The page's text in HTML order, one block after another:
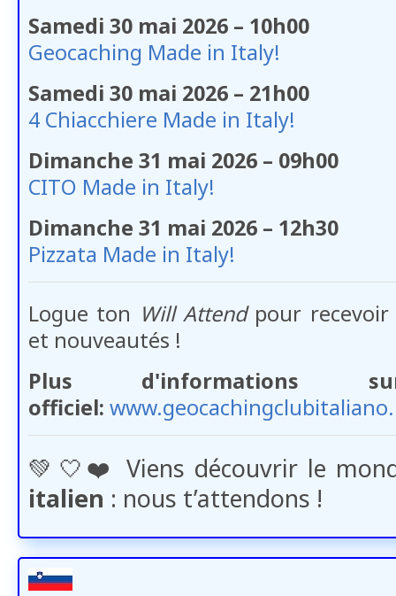
Samedi 30 mai 2026 – 10h00
Geocaching Made in Italy!
Samedi 30 mai 2026 – 21h00
4 Chiacchiere Made in Italy!
Dimanche 31 mai 2026 – 09h00
CITO Made in Italy!
Dimanche 31 mai 2026 – 12h30
Pizzata Made in Italy!
Logue ton Will Attendpour recevoir
et nouveautés !
Plus
officiel:
💚​🤍​❤️​ Viens découvrir le
italien : nous t’attendons !